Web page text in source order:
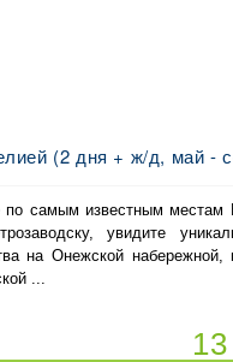
(2 дня + ж/д, май -
по самым известным местам
увидите
на Онежской набережной,
...